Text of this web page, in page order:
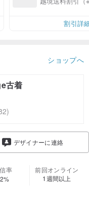
割引詳
ショップへ
古着
デザイナーに連絡
率
前回オンライン
1週間以上